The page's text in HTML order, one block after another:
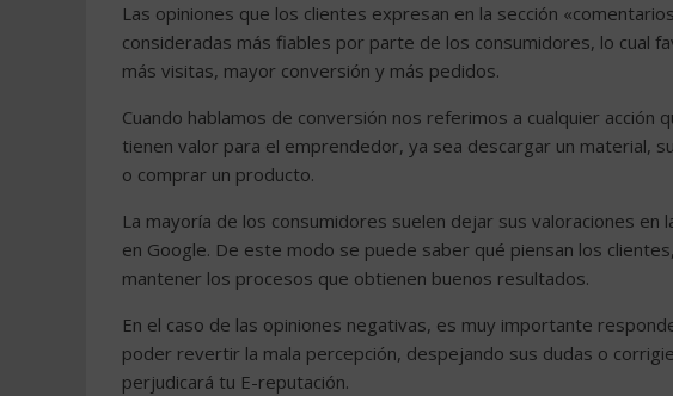
Las opiniones que los clientes expresan en la sección
consideradas más fiables por parte de los consumidores, lo cual
más visitas, mayor conversión y más pedidos.
Cuando hablamos de conversión nos referimos a cualquier acción
tienen valor para el emprendedor, ya sea descargar un material,
o comprar un producto.
La mayoría de los consumidores suelen dejar sus valoraciones
en Google. De este modo se puede saber qué piensan los
mantener los procesos que obtienen buenos resultados.
En el caso de las opiniones negativas, es muy importante
poder revertir la mala percepción, despejando sus dudas o
perjudicará tu E-reputación.